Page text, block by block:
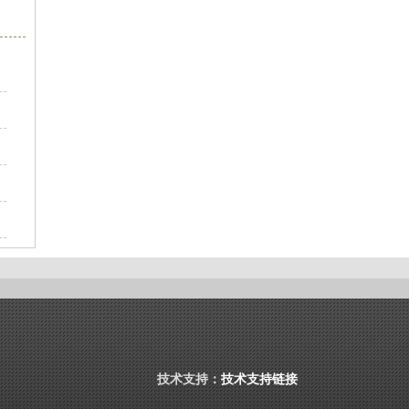
技术支持：技术支持链接